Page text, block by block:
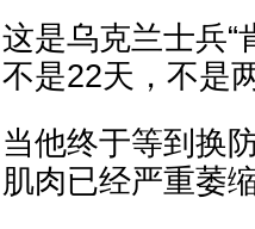
这是乌克兰士兵“
不是22天，不是
当他终于等到换
肌肉已经严重萎